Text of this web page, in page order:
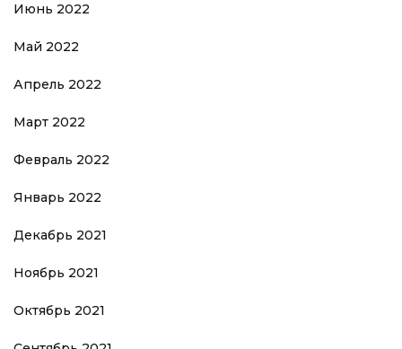
Июнь 2022
Май 2022
Апрель 2022
Март 2022
Февраль 2022
Январь 2022
Декабрь 2021
Ноябрь 2021
Октябрь 2021